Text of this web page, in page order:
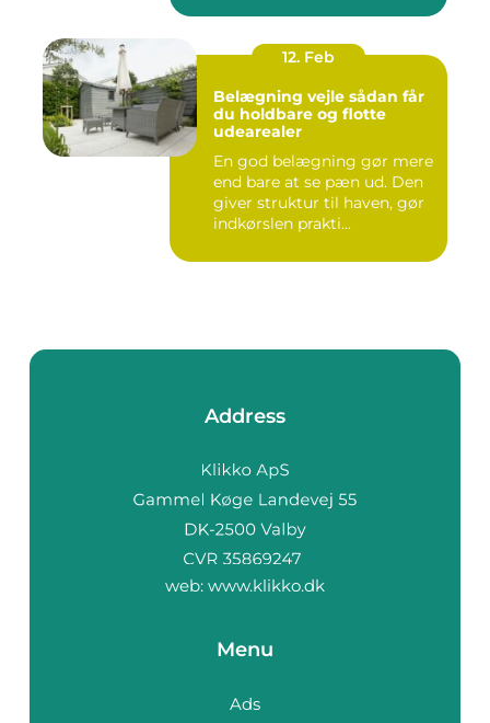
12. Feb
Belægning vejle sådan får
du holdbare og flotte
udearealer
En god belægning gør mere
end bare at se pæn ud. Den
giver struktur til haven, gør
indkørslen prakti...
Address
web: www.klikko.dk
Menu
Ads